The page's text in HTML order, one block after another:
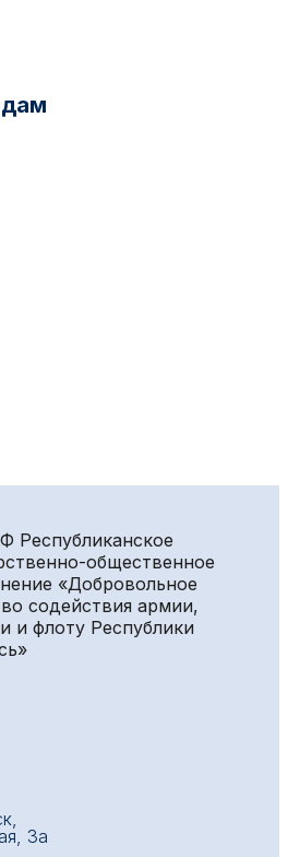
Республиканское
общественное
«Добровольное
содействия армии,
и флоту Республики
3а